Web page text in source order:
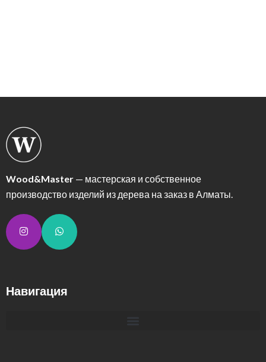
Wood&Master — мастерская и собственное
производство изделий из дерева на заказ в Алматы.
Навигация